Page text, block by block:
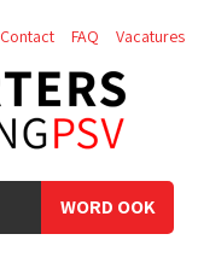
WORD OOK
Contact FAQ Vacatures